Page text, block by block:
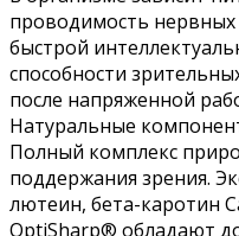
проводимость нервных
быстрой
способности
после напряженной
Натуральные
Полный комплекс
поддержания зрения.
лютеин, бета-каротин
OptiSharp® обладают